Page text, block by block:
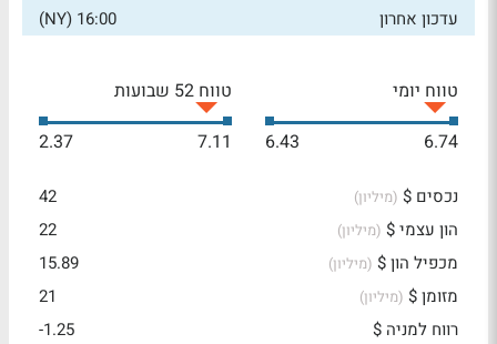
עדכון אחרון
16:00 (NY)
טווח יומי
6.74
6.43
טווח 52 שבועות
7.11
2.37
נכסים $ (מיליון)
42
הון עצמי $ (מיליון)
22
מכפיל הון $ (מיליון)
15.89
מזומן $ (מיליון)
21
רווח למניה $
-1.25